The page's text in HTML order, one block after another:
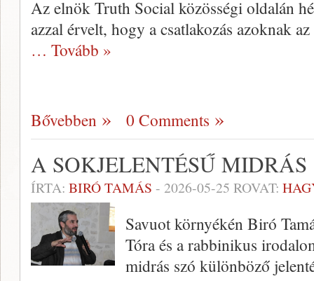
Az elnök Truth Social közösségi oldalán
azzal érvelt, hogy a csatlakozás azoknak
… Tovább »
Bővebben 0 Comments
A SOKJELENTÉSŰ MIDRÁS
ÍRTA: BIRÓ TAMÁS - 2026-05-25 ROVAT:
Savuot környékén Biró
Tóra és a rabbinikus
midrás szó különböző